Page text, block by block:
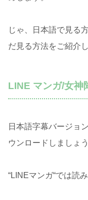
じゃ、日本語で見る
だ見る方法をご紹介し
LINE マンガ/女神
日本語字幕バージョ
ウンロードしましょう
“LINEマンガ“では読